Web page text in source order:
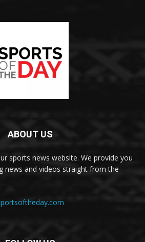
ABOUT US
sports news website. We provide you
news and videos straight from the